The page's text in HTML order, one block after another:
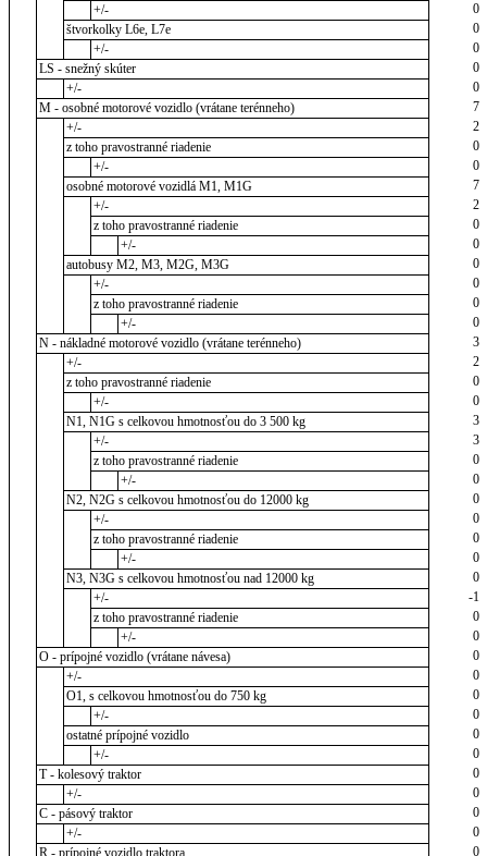
+/-
0
štvorkolky L6e, L7e
0
+/-
0
LS - snežný skúter
0
+/-
0
M - osobné motorové vozidlo (vrátane terénneho)
7
+/-
2
z toho pravostranné riadenie
0
+/-
0
osobné motorové vozidlá M1, M1G
7
+/-
2
z toho pravostranné riadenie
0
+/-
0
autobusy M2, M3, M2G, M3G
0
+/-
0
z toho pravostranné riadenie
0
+/-
0
N - nákladné motorové vozidlo (vrátane terénneho)
3
+/-
2
z toho pravostranné riadenie
0
+/-
0
N1, N1G s celkovou hmotnosťou do 3 500 kg
3
+/-
3
z toho pravostranné riadenie
0
+/-
0
N2, N2G s celkovou hmotnosťou do 12000 kg
0
+/-
0
z toho pravostranné riadenie
0
+/-
0
N3, N3G s celkovou hmotnosťou nad 12000 kg
0
+/-
-1
z toho pravostranné riadenie
0
+/-
0
O - prípojné vozidlo (vrátane návesa)
0
+/-
0
O1, s celkovou hmotnosťou do 750 kg
0
+/-
0
ostatné prípojné vozidlo
0
+/-
0
T - kolesový traktor
0
+/-
0
C - pásový traktor
0
+/-
0
0